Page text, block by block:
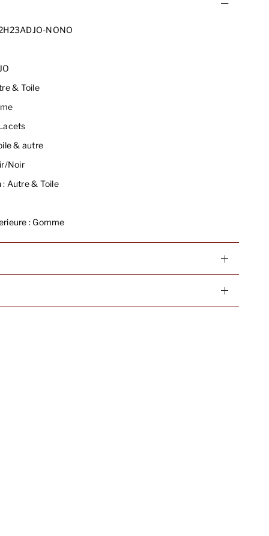
NONO
& Toile
& autre
Noir
: Autre & Toile
: Gomme